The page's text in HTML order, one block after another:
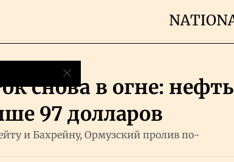
снова в огне: нефть
97 долларов
и Бахрейну, Ормузский пролив по-